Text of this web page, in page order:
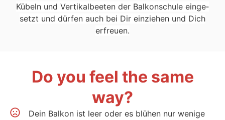
Kübeln und Ver­ti­kal­bee­ten der Bal­kon­schu­le ein­ge­
setzt und dür­fen auch bei Dir ein­zie­hen und Dich
erfreu­en.
Do you feel the same
way?
Dein Bal­kon ist leer oder es blü­hen nur weni­ge